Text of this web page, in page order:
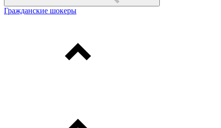
Гражданские шокеры